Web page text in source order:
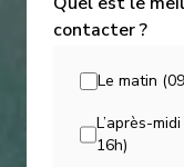
contacter ?
Le matin
L’après-
16h)